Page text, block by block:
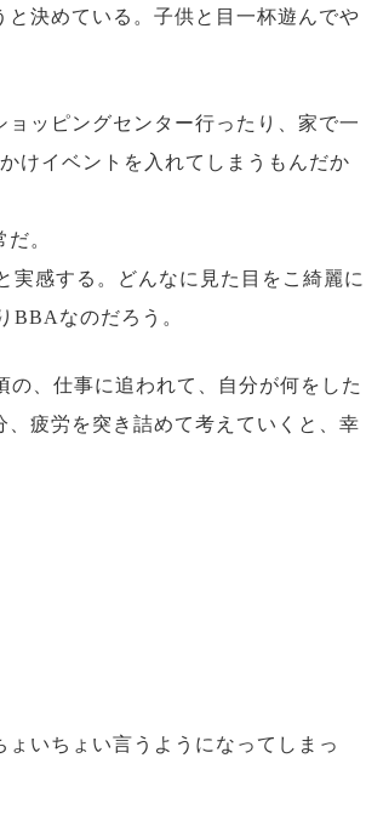
決めている。子供と目一杯遊んでや
ッピングセンター行ったり、家で一
けイベントを入れてしまうもんだか
。
感する。どんなに見た目をこ綺麗に
BBAなのだろう。
、仕事に追われて、自分が何をした
疲労を突き詰めて考えていくと、幸
いちょい言うようになってしまっ